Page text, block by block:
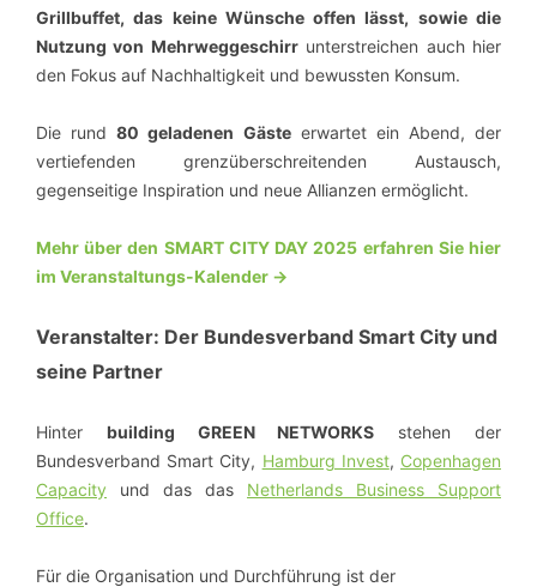
Grillbuffet, das keine Wünsche offen lässt, sowie die
Nutzung von Mehrweggeschirrunterstreichen auch hier
den Fokus auf Nachhaltigkeit und bewussten Konsum.
Die rund80 geladenen Gästeerwartet ein Abend, der
vertiefenden grenzüberschreitenden Austausch,
gegenseitige Inspiration und neue Allianzen ermöglicht.
Mehr über den SMART CITY DAY 2025 erfahren Sie hier
im Veranstaltungs-Kalender ->
Veranstalter: Der Bundesverband Smart City und
seine Partner
Hinter building GREEN NETWORKS stehen der
Bundesverband Smart City, Hamburg Invest, Copenhagen
Capacity und das das Netherlands Business Support
Office.
Für die Organisation und Durchführung ist der